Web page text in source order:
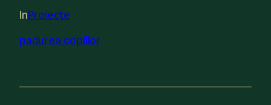
InProiecte
padurea copiilor